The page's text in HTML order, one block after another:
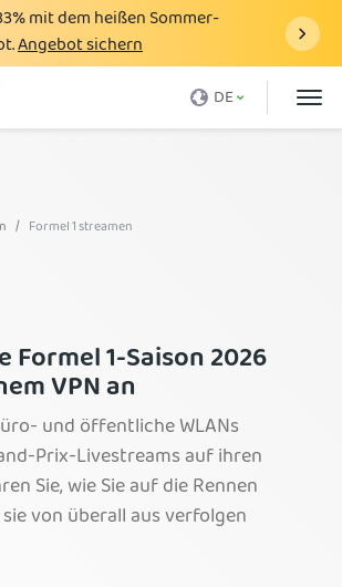
mit dem heißen Sommer-
Angebot sichern
DE
Formel 1 streamen
Formel 1-Saison 2026
VPN an
und öffentliche WLANs
Prix-Livestreams auf ihren
Sie, wie Sie auf die Rennen
von überall aus verfolgen